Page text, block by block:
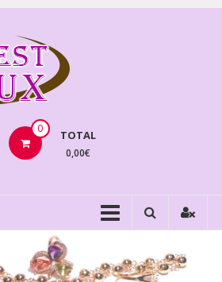
0 TOTAL
0,00€